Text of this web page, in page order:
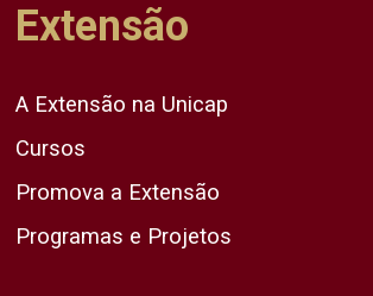
Extensão
A Extensão na Unicap
Cursos
Promova a Extensão
Programas e Projetos